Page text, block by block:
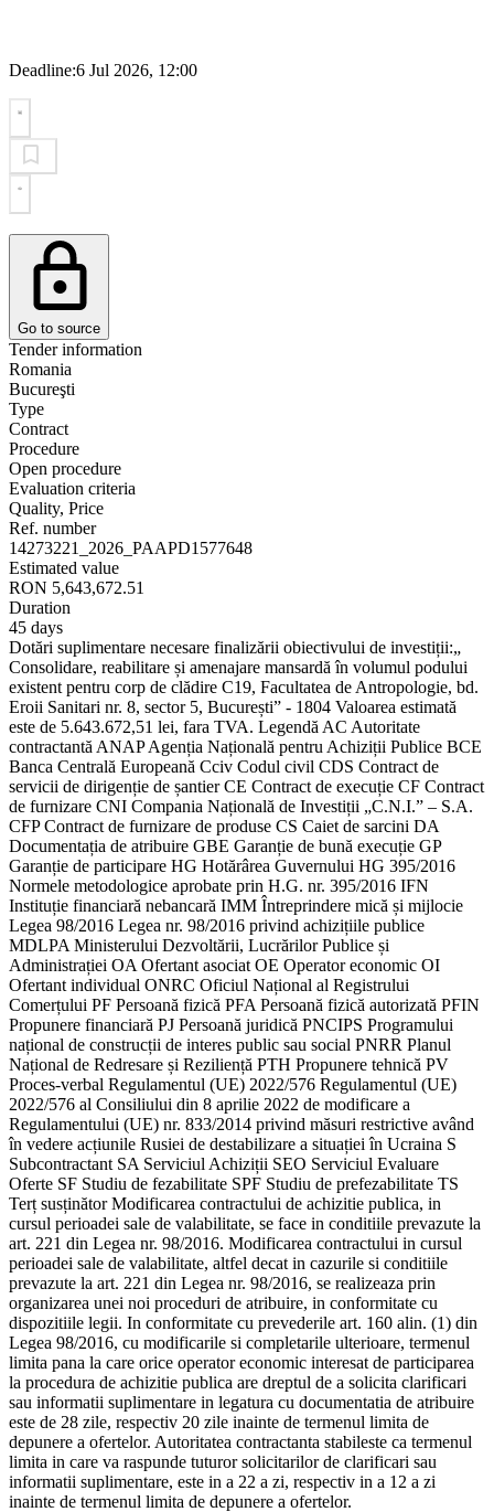
Deadline:6 Jul 2026, 12:00
Go to source
Tender information
Romania
Bucureşti
Type
Contract
Procedure
Open procedure
Evaluation criteria
Quality, Price
Ref. number
14273221_2026_PAAPD1577648
Estimated value
RON 5,643,672.51
Duration
45 days
Dotări suplimentare necesare finalizării obiectivului de investiții:„
Consolidare, reabilitare și amenajare mansardă în volumul podului
existent pentru corp de clădire C19, Facultatea de Antropologie, bd.
Eroii Sanitari nr. 8, sector 5, București” - 1804 Valoarea estimată
este de 5.643.672,51 lei, fara TVA. Legendă AC Autoritate
contractantă ANAP Agenția Națională pentru Achiziții Publice BCE
Banca Centrală Europeană Cciv Codul civil CDS Contract de
servicii de dirigenție de șantier CE Contract de execuție CF Contract
de furnizare CNI Compania Națională de Investiții „C.N.I.” – S.A.
CFP Contract de furnizare de produse CS Caiet de sarcini DA
Documentația de atribuire GBE Garanție de bună execuție GP
Garanție de participare HG Hotărârea Guvernului HG 395/2016
Normele metodologice aprobate prin H.G. nr. 395/2016 IFN
Instituție financiară nebancară IMM Întreprindere mică și mijlocie
Legea 98/2016 Legea nr. 98/2016 privind achizițiile publice
MDLPA Ministerului Dezvoltării, Lucrărilor Publice și
Administrației OA Ofertant asociat OE Operator economic OI
Ofertant individual ONRC Oficiul Național al Registrului
Comerțului PF Persoană fizică PFA Persoană fizică autorizată PFIN
Propunere financiară PJ Persoană juridică PNCIPS Programului
național de construcții de interes public sau social PNRR Planul
Național de Redresare și Reziliență PTH Propunere tehnică PV
Proces-verbal Regulamentul (UE) 2022/576 Regulamentul (UE)
2022/576 al Consiliului din 8 aprilie 2022 de modificare a
Regulamentului (UE) nr. 833/2014 privind măsuri restrictive având
în vedere acțiunile Rusiei de destabilizare a situației în Ucraina S
Subcontractant SA Serviciul Achiziții SEO Serviciul Evaluare
Oferte SF Studiu de fezabilitate SPF Studiu de prefezabilitate TS
Terț susținător Modificarea contractului de achizitie publica, in
cursul perioadei sale de valabilitate, se face in conditiile prevazute la
art. 221 din Legea nr. 98/2016. Modificarea contractului in cursul
perioadei sale de valabilitate, altfel decat in cazurile si conditiile
prevazute la art. 221 din Legea nr. 98/2016, se realizeaza prin
organizarea unei noi proceduri de atribuire, in conformitate cu
dispozitiile legii. In conformitate cu prevederile art. 160 alin. (1) din
Legea 98/2016, cu modificarile si completarile ulterioare, termenul
limita pana la care orice operator economic interesat de participarea
la procedura de achizitie publica are dreptul de a solicita clarificari
sau informatii suplimentare in legatura cu documentatia de atribuire
este de 28 zile, respectiv 20 zile inainte de termenul limita de
depunere a ofertelor. Autoritatea contractanta stabileste ca termenul
limita in care va raspunde tuturor solicitarilor de clarificari sau
informatii suplimentare, este in a 22 a zi, respectiv in a 12 a zi
inainte de termenul limita de depunere a ofertelor.